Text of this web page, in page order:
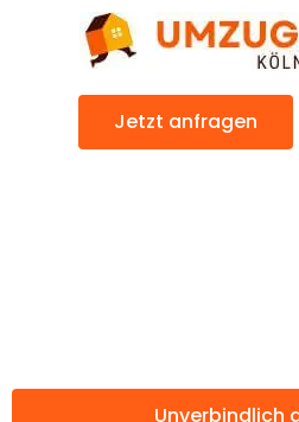
Jetzt anfragen
Unverbindlich